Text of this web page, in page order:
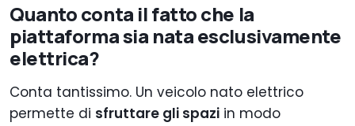
Quanto conta il fatto che la
piattaforma sia nata esclusivamente
elettrica?
Conta tantissimo. Un veicolo nato elettrico
permette di sfruttare gli spazi in modo